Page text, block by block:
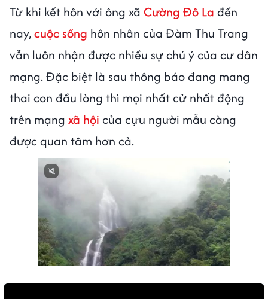
Từ khi kết hôn với ông xã Cường Đô La đến
nay,cuộc sống hôn nhân của Đàm Thu Trang
vẫn luôn nhận được nhiều sự chú ý của cư dân
mạng. Đặc biệt là sau thông báo đang mang
thai con đầu lòng thì mọi nhất cử nhất động
trên mạng xã hội của cựu người mẫu càng
được quan tâm hơn cả.